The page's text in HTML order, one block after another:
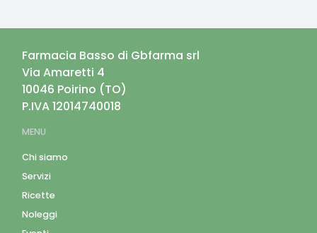
Farmacia Basso di Gbfarma srl
Via Amaretti 4
10046 Poirino (TO)
P.IVA12014740018
MENU
Chi siamo
Servizi
Ricette
Noleggi